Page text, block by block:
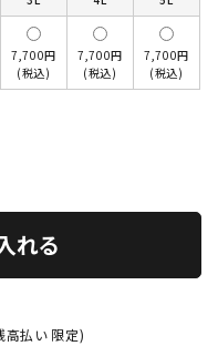
7,700円
(税込)
7,700円
(税込)
7,700円
(税込)
れる
高払い 限定)